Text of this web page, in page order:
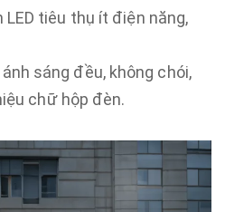
LED tiêu thụ ít điện năng,
ánh sáng đều, không chói,
chữ hộp đèn.